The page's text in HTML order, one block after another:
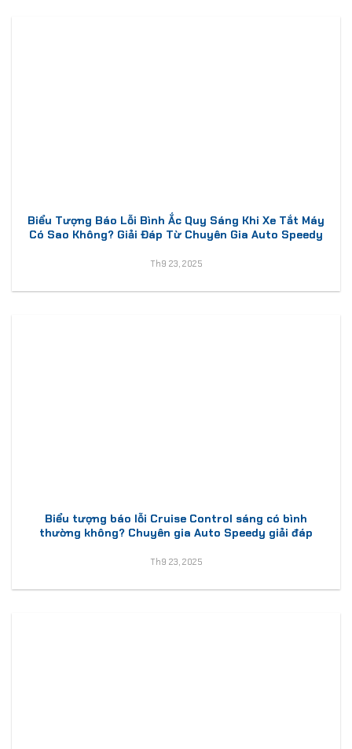
Biểu Tượng Báo Lỗi Bình Ắc Quy Sáng Khi Xe Tắt Máy
Có Sao Không? Giải Đáp Từ Chuyên Gia Auto Speedy
Th9 23, 2025
Biểu tượng báo lỗi Cruise Control sáng có bình
thường không? Chuyên gia Auto Speedy giải đáp
Th9 23, 2025